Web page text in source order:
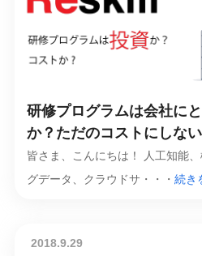
研修プログラムは会社に
か？ただのコストにしな
皆さま、こんにちは！ 人工知能
グデータ、クラウドサ・・・ 続き
2018.9.29